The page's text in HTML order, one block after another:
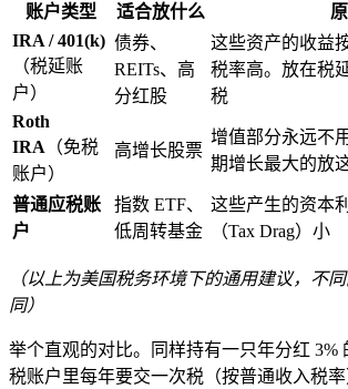
账户类型 适合放什么
IRA / 401(k)
（税延账
户）
债券、
REITs、高
分红股
这些资产的收益
税率高。放在税
税
Roth
IRA （免税
账户）
高增长股票
增值部分永远不
期增长最大的放
普通应税账
户
指数 ETF、
低周转基金
这些产生的资本
（Tax Drag）小
（以上为美国税务环境下的通用建议，不
同）
举个直观的对比。同样持有一只年分红 3%
税账户里每年要交一次税（按普通收入税